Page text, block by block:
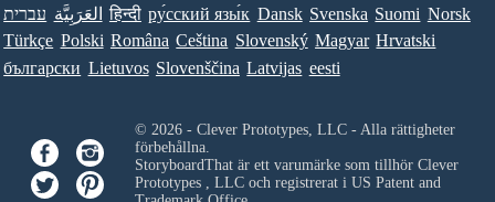
עברית العَرَبِيَّة हिन्दी ру́сский язы́к Dansk Svenska Suomi Norsk
Türkçe Polski Româna Ceština Slovenský Magyar Hrvatski
български Lietuvos Slovenščina Latvijas eesti
© 2026 - Clever Prototypes, LLC - Alla rättigheter
förbehållna.
StoryboardThat är ett varumärke som tillhör Clever
Prototypes , LLCoch registrerat i US Patent and